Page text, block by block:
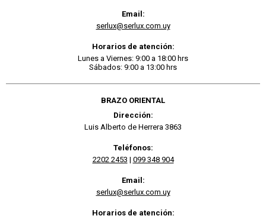
Email:
serlux@serlux.com.uy
Horarios de atención:
Lunes a Viernes: 9:00 a 18:00 hrs
Sábados: 9:00 a 13:00 hrs
BRAZO ORIENTAL
Dirección:
Luis Alberto de Herrera 3863
Teléfonos:
2202 2453 | 099 348 904
Email:
serlux@serlux.com.uy
Horarios de atención: